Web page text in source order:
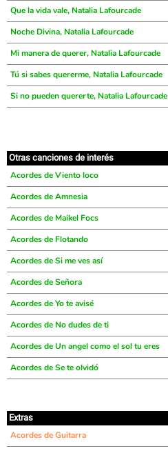
Que la vida vale, Natalia Lafourcade
Noche Divina, Natalia Lafourcade
Mi manera de querer, Natalia Lafourcade
Tú si sabes quererme, Natalia Lafourcade
Si no pueden quererte, Natalia Lafourcade
Otras canciones de interés
Acordes de Viento loco
Acordes de Amnesia
Acordes de Maikel Focs
Acordes de Flotando
Acordes de Si me ves así
Acordes de Señora
Acordes de Yo te avisé
Acordes de No dudes de ti
Acordes de Un angel como el sol tu eres
Acordes de Se te olvidó
Extras
Acordes de Guitarra